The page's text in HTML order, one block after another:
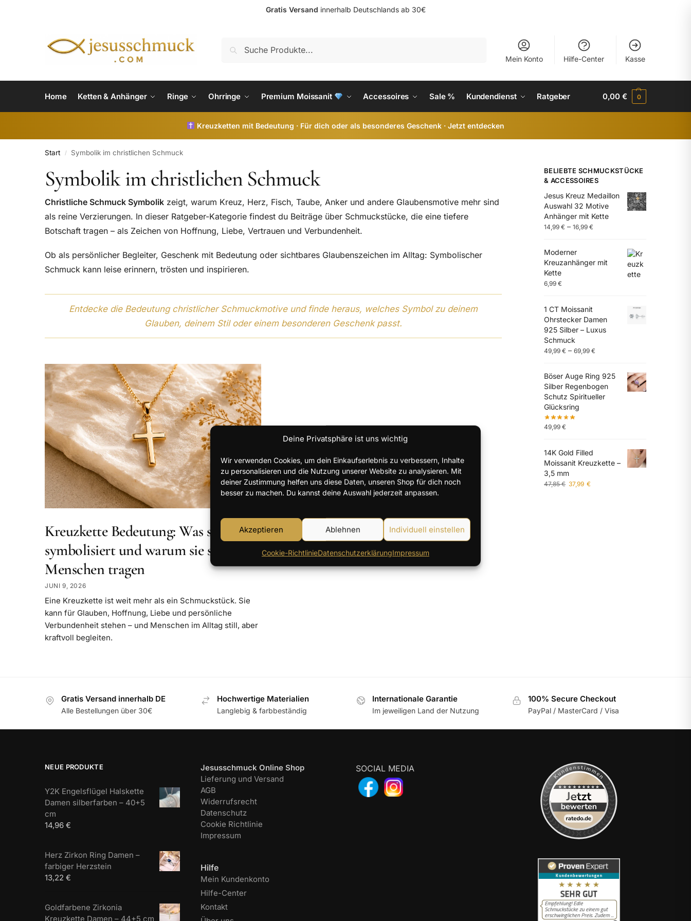
Deine Privatsphäre ist uns wichtig
Wir verwenden Cookies, um dein Einkaufserlebnis zu verbessern, Inhalte
zu personalisieren und die Nutzung unserer Website zu analysieren. Mit
deiner Zustimmung helfen uns diese Daten, unseren Shop für dich noch
besser zu machen. Du kannst deine Auswahl jederzeit anpassen.
Akzeptieren Ablehnen Individuell einstellen
Cookie-RichtlinieDatenschutzerklärungImpressum
Gratis Versand innerhalb Deutschlands ab 30€
Mein Konto Hilfe-Center Kasse
Home Ketten & Anhänger Ringe Ohrringe Premium Moissanit Accessoires Sale % Kundendienst Ratgeber 0,00€ 0
Kreuzketten mit Bedeutung · Für dich oder als besonderes Geschenk · Jetzt entdecken
Start / Symbolik im christlichen Schmuck
Symbolik im christlichen Schmuck
Christliche Schmuck Symbolik zeigt, warum Kreuz, Herz, Fisch, Taube, Anker und andere Glaubensmotive mehr sind
als reine Verzierungen. In dieser Ratgeber-Kategorie findest du Beiträge über Schmuckstücke, die eine tiefere
Botschaft tragen – als Zeichen von Hoffnung, Liebe, Vertrauen und Verbundenheit.
Ob als persönlicher Begleiter, Geschenk mit Bedeutung oder sichtbares Glaubenszeichen im Alltag: Symbolischer
Schmuck kann leise erinnern, trösten und inspirieren.
Entdecke die Bedeutung christlicher Schmuckmotive und finde heraus, welches Symbol zu deinem
Glauben, deinem Stil oder einem besonderen Geschenk passt.
Kreuzkette Bedeutung: Was sie
symbolisiert und warum sie so viele
Menschen tragen
JUNI 9, 2026
Eine Kreuzkette ist weit mehr als ein Schmuckstück. Sie
kann für Glauben, Hoffnung, Liebe und persönliche
Verbundenheit stehen – und Menschen im Alltag still, aber
kraftvoll begleiten.
BELIEBTE SCHMUCKSTÜCKE
& ACCESSOIRES
Jesus Kreuz Medaillon
Auswahl 32 Motive
Anhänger mit Kette
14,99€ –16,99€
Moderner
Kreuzanhänger mit
Kette
6,99€
1 CT Moissanit
Ohrstecker Damen
925 Silber – Luxus
Schmuck
49,99€ –69,99€
Böser Auge Ring 925
Silber Regenbogen
Schutz Spiritueller
Glücksring
49,99€
14K Gold Filled
Moissanit Kreuzkette –
3,5 mm
47,85€ 37,99 €
Gratis Versand innerhalb DE
Alle Bestellungen über 30€
Hochwertige Materialien
Langlebig & farbbeständig
Internationale Garantie
Im jeweiligen Land der Nutzung
100% Secure Checkout
PayPal / MasterCard / Visa
NEUE PRODUKTE
Y2K Engelsflügel Halskette
Damen silberfarben – 40+5
cm
14,96 €
Herz Zirkon Ring Damen –
farbiger Herzstein
13,22 €
Goldfarbene Zirkonia
Kreuzkette Damen – 44+5 cm
Jesusschmuck Online Shop
Lieferung und Versand
AGB
Widerrufsrecht
Datenschutz
Cookie Richtlinie
Impressum
Hilfe
Mein Kundenkonto
Hilfe-Center
Kontakt
SOCIAL MEDIA